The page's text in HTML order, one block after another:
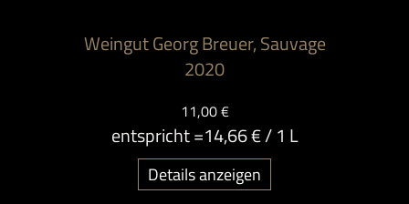
Weingut Georg Breuer, Sauvage
2020
11,00 €
entspricht =14,66 €/ 1 L
Details anzeigen